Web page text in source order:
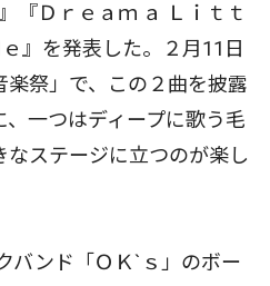
『Ｄｒｅａｍ ａ Ｌｉｔｔ
』を発表した。２月11日
楽祭」で、この２曲を披露
一つはディープに歌う毛
ステージに立つのが楽し
ンド「ＯＫ`ｓ」のボー